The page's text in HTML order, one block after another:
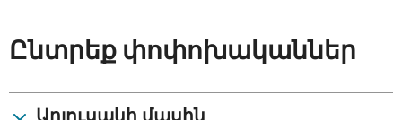
Ընտրեք փոփոխականներ